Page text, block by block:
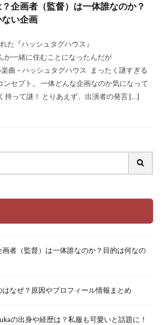
企画者（監督）は一体誰なのか？
い企画
た『ハッシュタグハウス』
か一緒に住むことになったんだが
曲 – ハッシュタグハウス まったく謎すぎる
ンセプト。 一体どんな企画なのか気になって
持って謎！ とりあえず、出演者の発言 […]
者（監督）は一体誰なのか？目的は何なの
なぜ？原因やプロフィール情報まとめ
の出身や経歴は？私服も可愛いと話題に！